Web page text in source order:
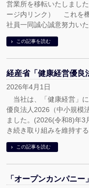
営業所を移転いたしまし
ージ内リンク） これを
社員一同誠心誠意努力い
この記事を読む
経産省「健康経営優良
2026年4月1日
当社は、「健康経営」
優良法人2026（中小規模
ました。(2026(令和8)年
き続き取り組みを維持す
この記事を読む
「オープンカンパニー